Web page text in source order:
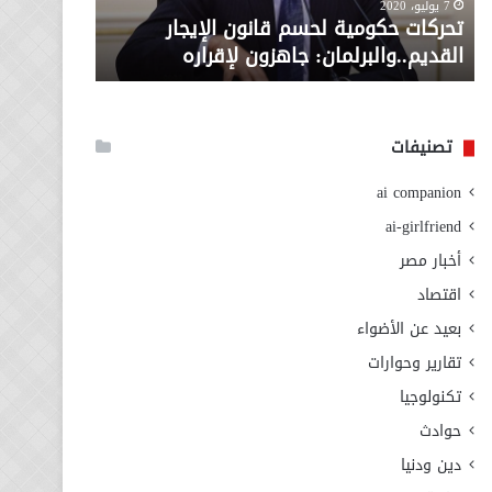
لإقراره
7 يوليو، 2020
تحركات حكومية لحسم قانون الإيجار
القديم..والبرلمان: جاهزون لإقراره
من
وزارة
الاجتماعي
تصنيفات
ai companion
ai-girlfriend
أخبار مصر
اقتصاد
بعيد عن الأضواء
تقارير وحوارات
تكنولوجيا
حوادث
دين ودنيا